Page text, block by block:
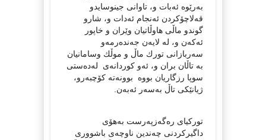
به‌رێوه‌ ئه‌بات و، تاوانی جینوسایدو
قه‌لاچۆكردن ئه‌نجام ئه‌دات و، شارو
گوندو ماڵی هاوڵاتیان وێران و خاپور
ئه‌كه‌ن و، له ‌لایه‌ن جه‌نده‌رمه‌و
سه‌ربازانی تورك ماڵ و موڵك وسامانیان
به‌ تاڵان بران و، ئه‌و كوردانه‌ی ‌ له‌ده‌ستی
سوپا رزگاریان بووه‌ ‌ بوونه‌ته‌ كۆچبه‌رو،
ژیانێكی تاڵ به‌سه‌ر ئه‌به‌ن.
تورکیای ره‌گه‌زپه‌رست بەھۆی
داگیرکردنی چەندین ناوچەی باشووری